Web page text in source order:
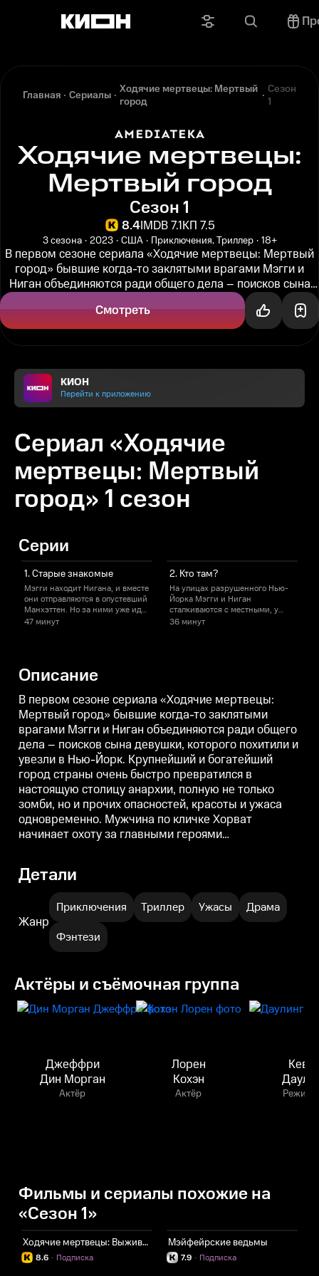
Главная Сериалы Ходячие мертвецы: Мертвый
город
Сезон
1
Ходячие мертвецы:
Мертвый город
Сезон 1
8.4IMDB 7.1КП 7.5
3 сезона 2023 США Приключения, Триллер 18+
В первом сезоне сериала «Ходячие мертвецы: Мертвый
город» бывшие когда-то заклятыми врагами Мэгги и
Ниган объединяются ради общего дела – поисков сына
Смотреть
КИОН
Перейти к приложению
Сериал «Ходячие
мертвецы: Мертвый
город» 1 сезон
Серии
1. Старые знакомые
Мэгги находит Нигана, и вместе
они отправляются в опустевший
Манхэттен. Но за ними уже идет
маршал Армстронг. Тем
47 минут
2. Кто там?
На улицах разрушенного Нью-
Йорка Мэгги и Ниган
сталкиваются с местными, у
которых свои законы.
36 минут
Описание
В первом сезоне сериала «Ходячие мертвецы:
Мертвый город» бывшие когда-то заклятыми
врагами Мэгги и Ниган объединяются ради общего
дела – поисков сына девушки, которого похитили и
увезли в Нью-Йорк. Крупнейший и богатейший
город страны очень быстро превратился в
настоящую столицу анархии, полную не только
зомби, но и прочих опасностей, красоты и ужаса
одновременно. Мужчина по кличке Хорват
начинает охоту за главными героями…
Детали
Жанр
Приключения Триллер Ужасы
Драма
Фэнтези
Актёры и съёмочная группа
Джеффри
Дин Морган
Актёр
Лорен
Кохэн
Актёр
Фильмы и сериалы похожие на
«Сезон 1»
Ходячие мертвецы: Выжившие
8.6 Подписка
·
Мэйфейрские ведьмы
7.9 Подписка
·